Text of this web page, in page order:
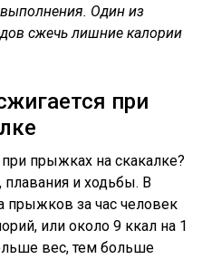
Один из
сжечь лишние калории
при
прыжках на скакалке?
и ходьбы. В
прыжков за час человек
или около 9 ккал на 1
вес, тем больше